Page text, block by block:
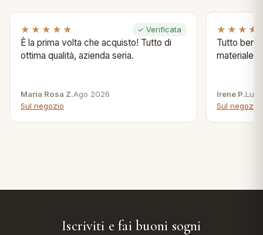
★★★★★ ✓ Verificata
È la prima volta che acquisto! Tutto di
ottima qualità, azienda seria.
Maria Rosa Z.Ago 2026
Sul negozio
Tutto bene
materiale .
Irene P.Lug
Sul negozio
Iscriviti e fai buoni sogni